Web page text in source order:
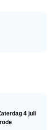
4 juli